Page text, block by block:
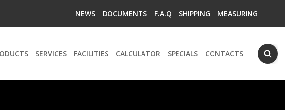
NEWS DOCUMENTS F.A.Q SHIPPING MEASURING
SERVICES FACILITIES CALCULATOR SPECIALS CONTACTS